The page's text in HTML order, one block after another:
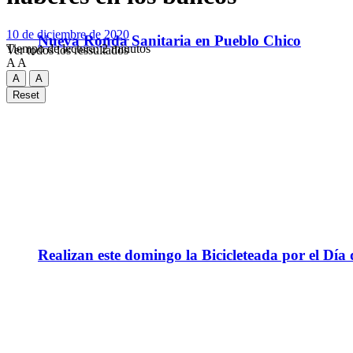
Nueva Ronda Sanitaria en Pueblo Chico
Realizan este domingo la Bicicleteada por el Día
Ver todos los ressultados
10 de diciembre de 2020
Tiempo de lectura: 2 minutos
A A
A
A
Reset